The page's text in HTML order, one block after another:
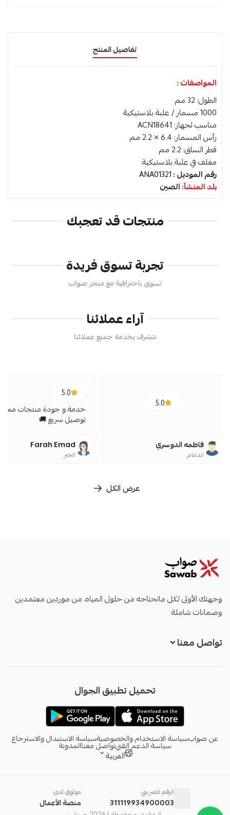
تفاصيل المنتج
المواصفات :
الطول: 32 مم
1000 مسمار / علبة بلاستيكية
مناسب لجهاز: ACN18641
رأس المسمار: 6.4 × 2.2 مم
قطر الساق: 2.2 مم
مغلف في علبة بلاستيكية
رقم الموديل :ANA01321
بلد المنشأ:الصين
منتجات قد تعجبك
تجربة تسوق فريدة
تسوق باحترافية مع متجر صواب
آراء عملائنا
نتشرف بخدمة جميع عملائنا
5.0
فاطمه الدوسري
الدمام
5.0
خدمة و جودة منتجات
توصيل سريع 🚚
Farah Emad
الخبر
عرض الكل
وجهتك الأولى لكل ماتحتاجه من حلول المياه، من موردين معتمدين
وضمانات شاملة
تواصل معنا
تحميل تطبيق الجوال
عن صوابسياسة الاستخدام والخصوصيةسياسة الاستبدال والاسترجاع
سياسة الدعم الفنيتواصل معناالمدونة
العربية
الرقم الضريبي
311119934900003
موثوق لدى
منصة الأعمال